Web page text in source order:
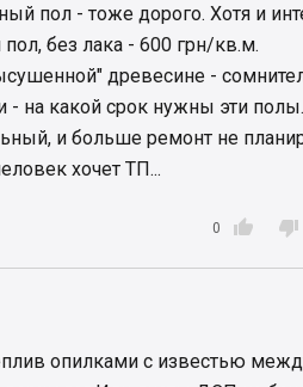
пол - тоже дорого. Хотя и
без лака - 600 грн/кв.м.
древесине -
на какой срок нужны эти
и больше ремонт не
хочет ТП...

0 
опилками с известью